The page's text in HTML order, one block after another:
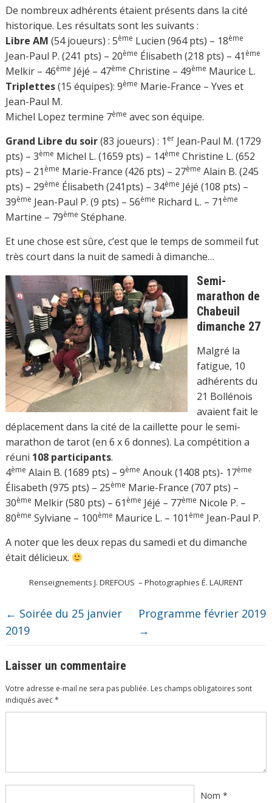
De nombreux adhérents étaient présents dans la cité
historique. Les résultats sont les suivants :
Libre AM (54 joueurs) : 5ème Lucien (964 pts) – 18ème
Jean-Paul P. (241 pts) – 20ème Élisabeth (218 pts) – 41 ème
Melkir – 46ème Jéjé – 47ème Christine – 49ème Maurice L.
Triplettes(15 équipes): 9ème Marie-France – Yves et
Jean-Paul M.
Michel Lopez termine 7ème avec son équipe.
Grand Libre du soir(83 joueurs) : 1 erJean-Paul M. (1729
pts) – 3ème Michel L. (1659 pts) – 14ème Christine L. (652
pts) – 21 ème Marie-France (426 pts) – 27ème Alain B. (245
pts) – 29ème Élisabeth (241pts) – 34ème Jéjé (108 pts) –
39ème Jean-Paul P. (9 pts) – 56ème Richard L. – 71 ème
Martine – 79ème Stéphane.
Et une chose est sûre, c’est que le temps de sommeil fut
très court dans la nuit de samedi à dimanche…
Semi-
marathon de
Chabeuil
dimanche 27
Malgré la
fatigue, 10
adhérents du
21 Bollénois
avaient fait le
déplacement dans la cité de la caillette pour le semi-
marathon de tarot (en 6 x 6 donnes). La compétition a
réuni 108 participants.
4ème Alain B. (1689 pts) – 9ème Anouk (1408 pts)- 17ème
Élisabeth (975 pts) – 25ème Marie-France (707 pts) –
30ème Melkir (580 pts) – 61 ème Jéjé – 77ème Nicole P. –
80ème Sylviane – 100ème Maurice L. – 101 ème Jean-Paul P.
A noter que les deux repas du samedi et du dimanche
était délicieux.
Renseignements J. DREFOUS – Photographies É. LAURENT
← Soirée du 25 janvier
2019
Programme février 2019
→
Laisser un commentaire
Votre adresse e-mail ne sera pas publiée. Les champs obligatoires sont
indiqués avec*
Nom *